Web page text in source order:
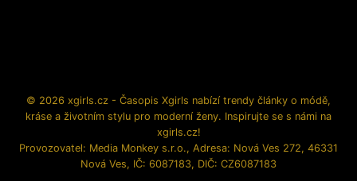
© 2026 xgirls.cz - Časopis Xgirls nabízí trendy články o módě,
kráse a životním stylu pro moderní ženy. Inspirujte se s námi na
xgirls.cz!
Provozovatel: Media Monkey s.r.o., Adresa: Nová Ves 272, 46331
Nová Ves, IČ: 6087183, DIČ: CZ6087183